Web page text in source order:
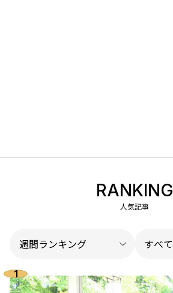
RANKING
人気記事